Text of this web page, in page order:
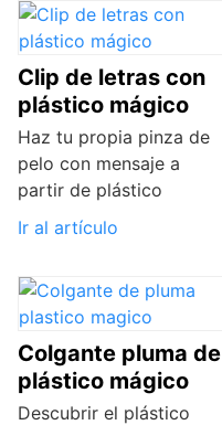
Clip de letras con
plástico mágico
Haz tu propia pinza de
pelo con mensaje a
partir de plástico
Ir al artículo
Colgante pluma de
plástico mágico
Descubrir el plástico